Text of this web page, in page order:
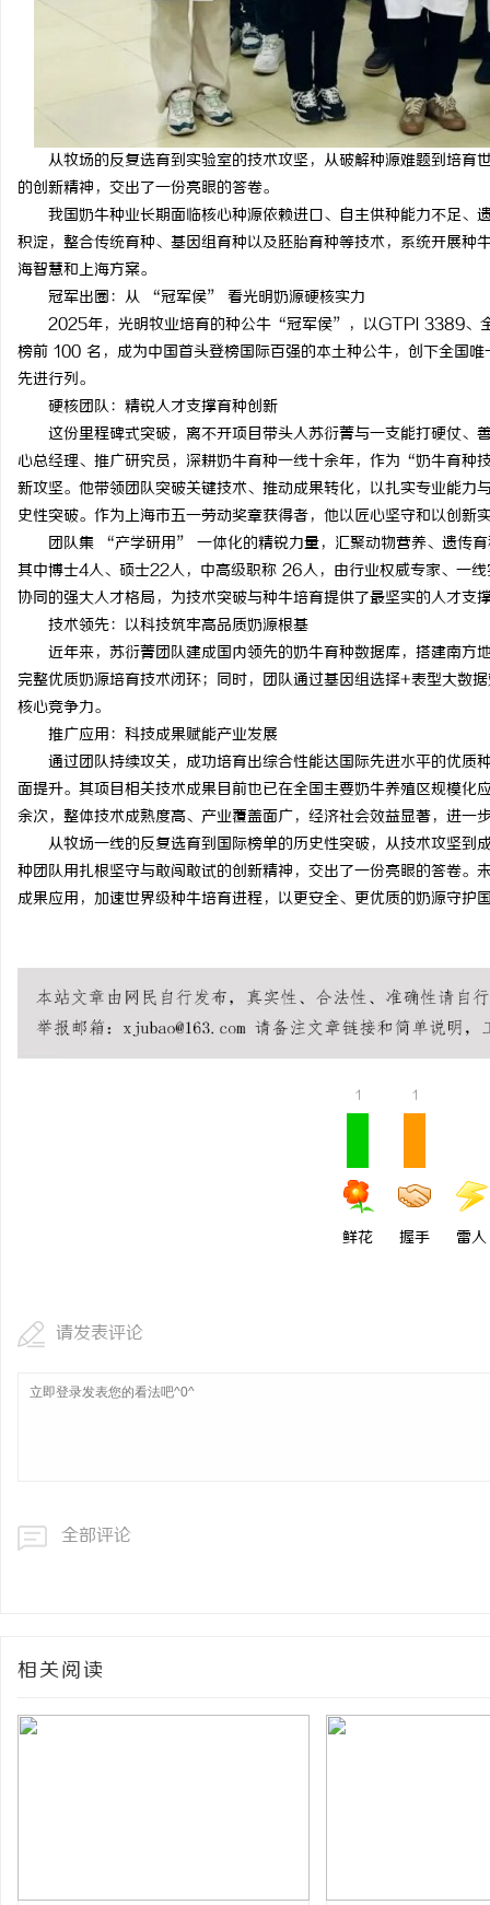
从牧场的反复选育到实验室的技术攻坚，从破解种源难题到培
的创新精神，交出了一份亮眼的答卷。
我国奶牛种业长期面临核心种源依赖进口、自主供种能力不足
积淀，整合传统育种、基因组育种以及胚胎育种等技术，系统开展
海智慧和上海方案。
冠军出圈：从 “冠军侯” 看光明奶源硬核实力
2025年，光明牧业培育的种公牛“冠军侯”，以GTPI 3389、
榜前 100 名，成为中国首头登榜国际百强的本土种公牛，创下全国
先进行列。
硬核团队：精锐人才支撑育种创新
这份里程碑式突破，离不开项目带头人苏衍菁与一支能打硬仗
心总经理、推广研究员，深耕奶牛育种一线十余年，作为“奶牛育
新攻坚。他带领团队突破关键技术、推动成果转化，以扎实专业能
史性突破。作为上海市五一劳动奖章获得者，他以匠心坚守和以创新
团队集 “产学研用” 一体化的精锐力量，汇聚动物营养、遗传
其中博士4人、硕士22人，中高级职称 26人，由行业权威专家、一
协同的强大人才格局，为技术突破与种牛培育提供了最坚实的人才支
技术领先：以科技筑牢高品质奶源根基
近年来，苏衍菁团队建成国内领先的奶牛育种数据库，搭建南
完整优质奶源培育技术闭环；同时，团队通过基因组选择+表型大数
核心竞争力。
推广应用：科技成果赋能产业发展
通过团队持续攻关，成功培育出综合性能达国际先进水平的优
面提升。其项目相关技术成果目前也已在全国主要奶牛养殖区规模
余次，整体技术成熟度高、产业覆盖面广，经济社会效益显著，进一
从牧场一线的反复选育到国际榜单的历史性突破，从技术攻坚
种团队用扎根坚守与敢闯敢试的创新精神，交出了一份亮眼的答卷
成果应用，加速世界级种牛培育进程，以更安全、更优质的奶源守
1
鲜花
1
握手 雷人
请发表评论
全部评论
相关阅读
不开版权律师